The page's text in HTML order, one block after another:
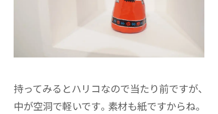
持ってみるとハリコなので当たり前ですが、
中が空洞で軽いです。素材も紙ですからね。